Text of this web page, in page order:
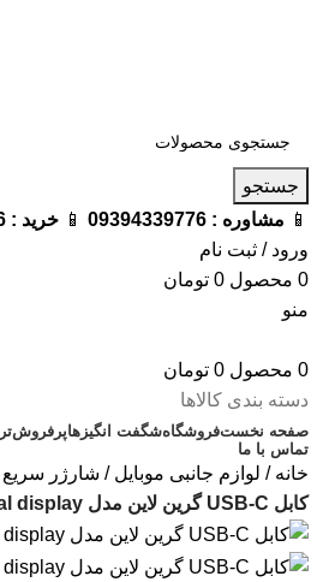
جستجو
📱 مشاوره : 09394339776
📱 خرید :
ورود / ثبت نام
0 محصول 0 تومان
منو
0 محصول 0 تومان
دسته بندی کالاها
صفحه نخستفروشگاهشگفت انگیزها
تماس با ما
خانه لوازم جانبی موبایل شارژر سریع
کابل USB-C گرین لاین مدل digital display